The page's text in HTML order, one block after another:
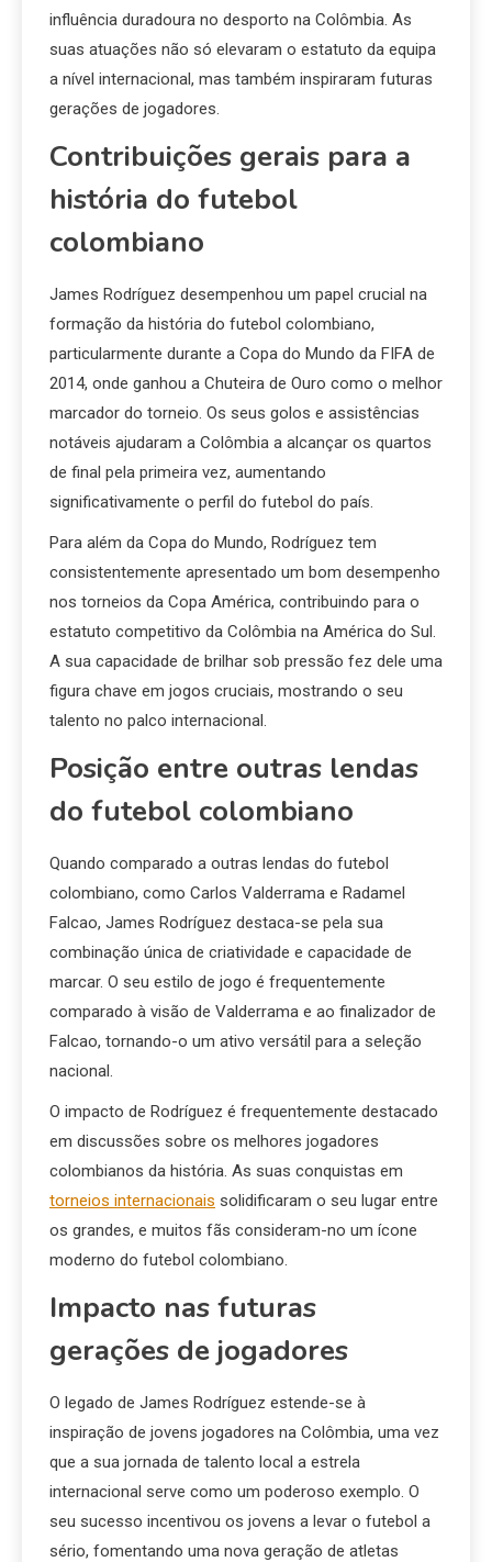
influência duradoura no desporto na Colômbia. As
suas atuações não só elevaram o estatuto da equipa
a nível internacional, mas também inspiraram futuras
gerações de jogadores.
Contribuições gerais para a
história do futebol
colombiano
James Rodríguez desempenhou um papel crucial na
formação da história do futebol colombiano,
particularmente durante a Copa do Mundo da FIFA de
2014, onde ganhou a Chuteira de Ouro como o melhor
marcador do torneio. Os seus golos e assistências
notáveis ajudaram a Colômbia a alcançar os quartos
de final pela primeira vez, aumentando
significativamente o perfil do futebol do país.
Para além da Copa do Mundo, Rodríguez tem
consistentemente apresentado um bom desempenho
nos torneios da Copa América, contribuindo para o
estatuto competitivo da Colômbia na América do Sul.
A sua capacidade de brilhar sob pressão fez dele uma
figura chave em jogos cruciais, mostrando o seu
talento no palco internacional.
Posição entre outras lendas
do futebol colombiano
Quando comparado a outras lendas do futebol
colombiano, como Carlos Valderrama e Radamel
Falcao, James Rodríguez destaca-se pela sua
combinação única de criatividade e capacidade de
marcar. O seu estilo de jogo é frequentemente
comparado à visão de Valderrama e ao finalizador de
Falcao, tornando-o um ativo versátil para a seleção
nacional.
O impacto de Rodríguez é frequentemente destacado
em discussões sobre os melhores jogadores
colombianos da história. As suas conquistas em
torneios internacionais solidificaram o seu lugar entre
os grandes, e muitos fãs consideram-no um ícone
moderno do futebol colombiano.
Impacto nas futuras
gerações de jogadores
O legado de James Rodríguez estende-se à
inspiração de jovens jogadores na Colômbia, uma vez
que a sua jornada de talento local a estrela
internacional serve como um poderoso exemplo. O
seu sucesso incentivou os jovens a levar o futebol a
sério, fomentando uma nova geração de atletas